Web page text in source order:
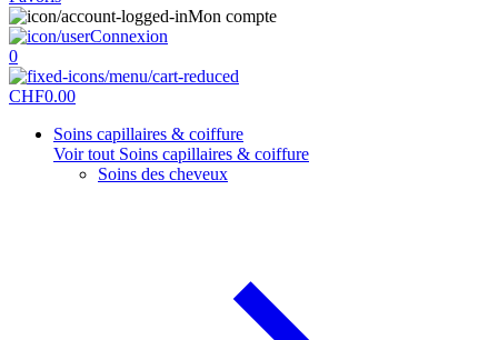
Mon compte
Connexion
0
CHF0.00
Soins capillaires & coiffure
Voir tout Soins capillaires & coiffure
Soins des cheveux